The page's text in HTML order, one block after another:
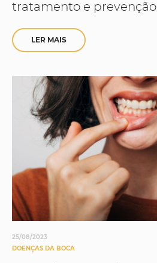
tratamento e prevenção
LER MAIS
25/08/2023
DOENÇAS DA BOCA